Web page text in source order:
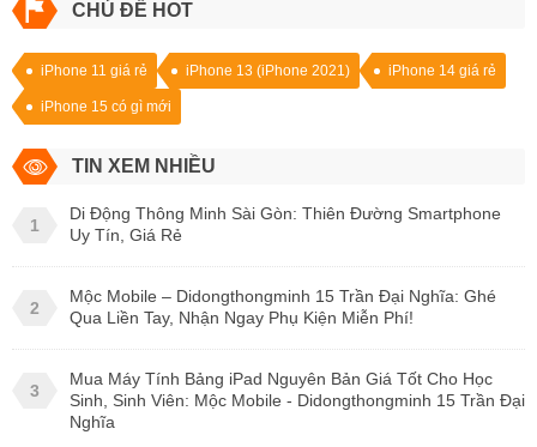
CHỦ ĐỀ HOT
iPhone 11 giá rẻ iPhone 13 (iPhone 2021) iPhone 14 giá rẻ
iPhone 15 có gì mới
TIN XEM NHIỀU
1
Di Động Thông Minh Sài Gòn: Thiên Đường Smartphone
Uy Tín, Giá Rẻ
2
Mộc Mobile – Didongthongminh 15 Trần Đại Nghĩa: Ghé
Qua Liền Tay, Nhận Ngay Phụ Kiện Miễn Phí!
3
Mua Máy Tính Bảng iPad Nguyên Bản Giá Tốt Cho Học
Sinh, Sinh Viên: Mộc Mobile - Didongthongminh 15 Trần Đại
Nghĩa